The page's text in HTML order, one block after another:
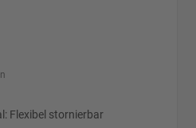
Flexibel stornierbar